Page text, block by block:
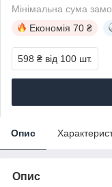
Мінімальна сума
Економія 70 ₴
598 ₴ від 100 шт.
Опис
Опис